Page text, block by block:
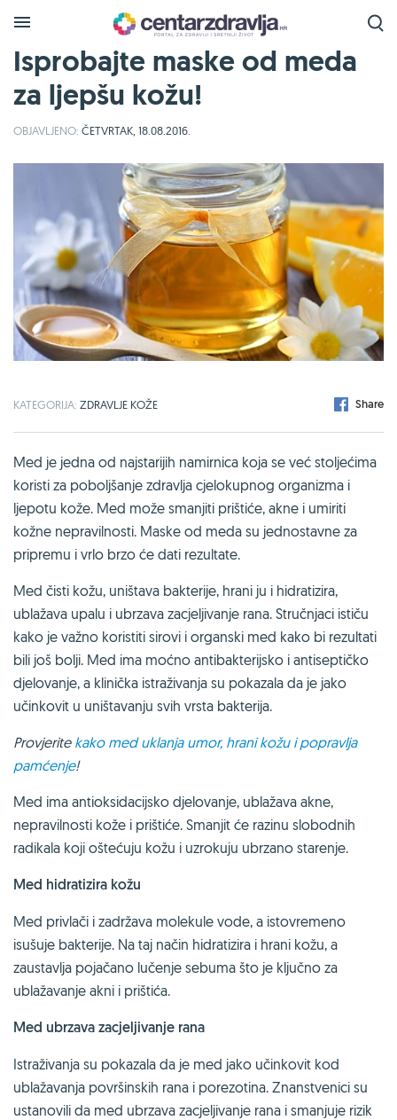
Isprobajte maske od meda
za ljepšu kožu!
OBJAVLJENO: ČETVRTAK, 18.08.2016.
KATEGORIJA: ZDRAVLJE KOŽE Share
Med je jedna od najstarijih namirnica koja se već stoljećima
koristi za poboljšanje zdravlja cjelokupnog organizma i
ljepotu kože. Med može smanjiti prištiće, akne i umiriti
kožne nepravilnosti. Maske od meda su jednostavne za
pripremu i vrlo brzo će dati rezultate.
Med čisti kožu, uništava bakterije, hrani ju i hidratizira,
ublažava upalu i ubrzava zacjeljivanje rana. Stručnjaci ističu
kako je važno koristiti sirovi i organski med kako bi rezultati
bili još bolji. Med ima moćno antibakterijsko i antiseptičko
djelovanje, a klinička istraživanja su pokazala da je jako
učinkovit u uništavanju svih vrsta bakterija.
Provjerite kako med uklanja umor, hrani kožu i popravlja
pamćenje!
Med ima antioksidacijsko djelovanje, ublažava akne,
nepravilnosti kože i prištiće. Smanjit će razinu slobodnih
radikala koji oštećuju kožu i uzrokuju ubrzano starenje.
Med hidratizira kožu
Med privlači i zadržava molekule vode, a istovremeno
isušuje bakterije. Na taj način hidratizira i hrani kožu, a
zaustavlja pojačano lučenje sebuma što je ključno za
ublažavanje akni i prištića.
Med ubrzava zacjeljivanje rana
Istraživanja su pokazala da je med jako učinkovit kod
ublažavanja površinskih rana i porezotina. Znanstvenici su
ustanovili da med ubrzava zacjeljivanje rana i smanjuje rizik